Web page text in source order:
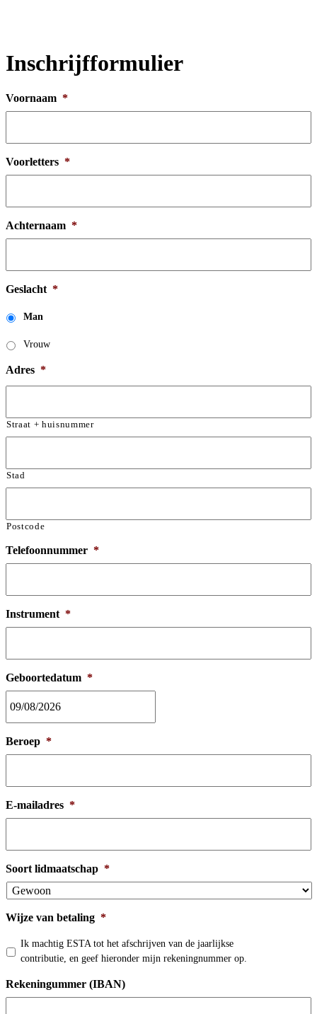
Inschrijfformulier
Voornaam *
Voorletters *
Achternaam *
Geslacht *
Man
Vrouw
Adres *
Straat + huisnummer
Stad
Postcode
Telefoonnummer *
Instrument *
Geboortedatum *
slash
DD
Beroep *
E-mailadres *
Soort lidmaatschap *
Wijze van betaling *
Ik machtig ESTA tot het afschrijven van de jaarlijkse
contributie, en geef hieronder mijn rekeningnummer op.
Rekeningummer (IBAN)